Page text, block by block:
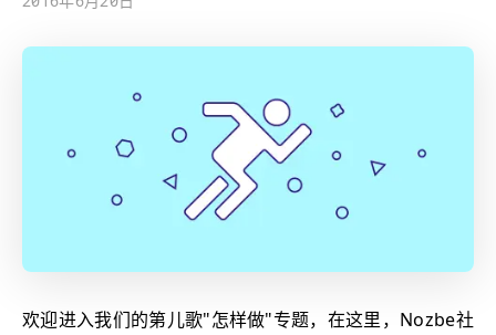
欢迎进入我们的第儿歌"怎样做"专题，在这里，Nozbe社